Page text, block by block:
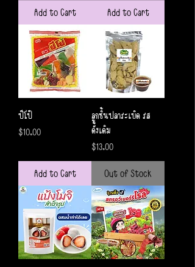
Add to Cart
Add to Cart
ปีโป้
Price
$10.00
Add to Cart
ลูกชิ้นปลาระเบิด รส
ดั้งเดิม
Price
$13.00
Out of Stock